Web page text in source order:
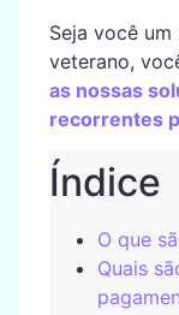
Seja você
veterano,
as nossas
recorrentes
Índice
O que
Quais